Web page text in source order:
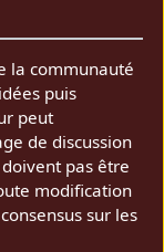
la communauté
puis
peut
de discussion
pas être
modification
sur les